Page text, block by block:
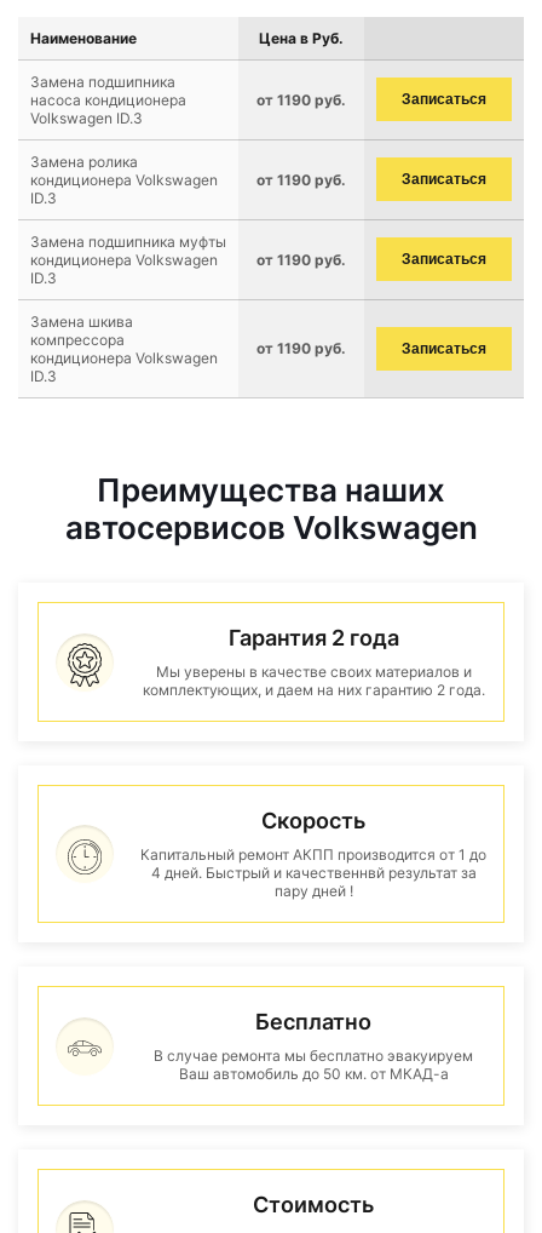
Наименование Цена в Руб.
Замена подшипника
насоса кондиционера
Volkswagen ID.3
от 1190 руб. Записаться
Замена ролика
кондиционера Volkswagen
ID.3
от 1190 руб. Записаться
Замена подшипника муфты
кондиционера Volkswagen
ID.3
от 1190 руб. Записаться
Замена шкива
компрессора
кондиционера Volkswagen
ID.3
от 1190 руб. Записаться
Преимущества наших
автосервисов Volkswagen
Гарантия 2 года
Мы уверены в качестве своих материалов и
комплектующих, и даем на них гарантию 2 года.
Скорость
Капитальный ремонт АКПП производится от 1 до
4 дней. Быстрый и качественнвй результат за
пару дней !
Бесплатно
В случае ремонта мы бесплатно эвакуируем
Ваш автомобиль до 50 км. от МКАД-а
Стоимость